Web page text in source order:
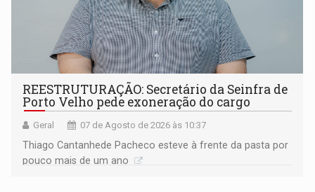
REESTRUTURAÇÃO: Secretário da Seinfra de
Porto Velho pede exoneração do cargo
Geral 07 de Agosto de 2026 às 10:37
Thiago Cantanhede Pacheco esteve à frente da pasta por
pouco mais de um ano